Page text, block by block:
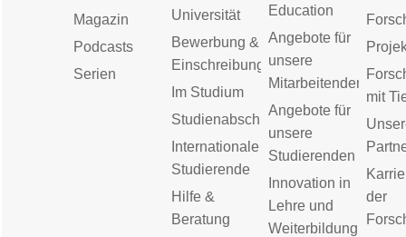
Magazin
Podcasts
Serien
Universität
Bewerbung &
Einschreibung
Im Studium
Studienabschluss
Internationale
Studierende
Hilfe &
Beratung
Education
Angebote für
unsere
Mitarbeitenden
Angebote für
unsere
Studierenden
Innovation in
Lehre und
Weiterbildung
mit
der